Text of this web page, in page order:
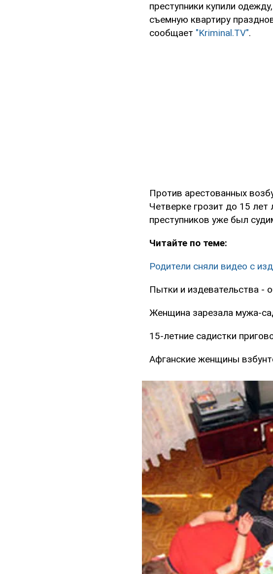
преступники купили
съемную квартиру
сообщает "Kriminal.TV".
Против арестованных
Четверке грозит до 15
преступников уже был
Читайте по теме:
Родители сняли видео с
Пытки и издевательства -
Женщина зарезала мужа-
15-летние садистки
Афганские женщины